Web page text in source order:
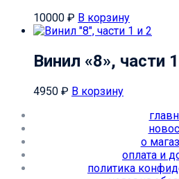
10000 ₽ В корзину
Винил «8», части
4950 ₽ В корзину
о
оплата и
политика